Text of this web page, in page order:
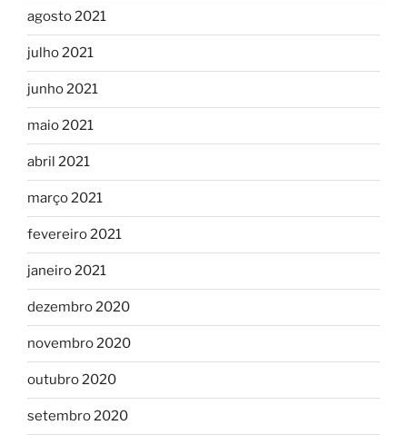
agosto 2021
julho 2021
junho 2021
maio 2021
abril 2021
março 2021
fevereiro 2021
janeiro 2021
dezembro 2020
novembro 2020
outubro 2020
setembro 2020